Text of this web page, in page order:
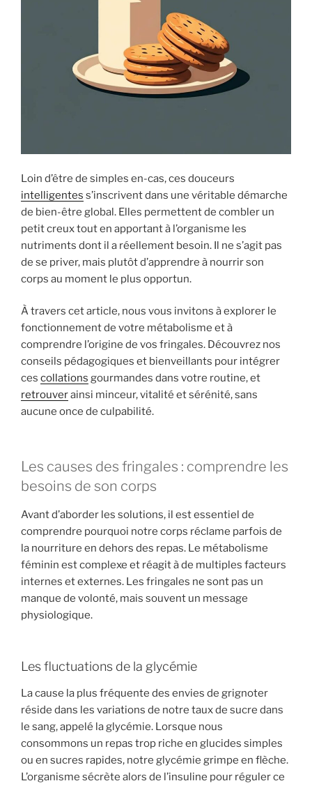
Loin d’être de simples en-cas, ces douceurs
intelligentes s’inscrivent dans une véritable démarche
de bien-être global. Elles permettent de combler un
petit creux tout en apportant à l’organisme les
nutriments dont il a réellement besoin. Il ne s’agit pas
de se priver, mais plutôt d’apprendre à nourrir son
corps au moment le plus opportun.
À travers cet article, nous vous invitons à explorer le
fonctionnement de votre métabolisme et à
comprendre l’origine de vos fringales. Découvrez nos
conseils pédagogiques et bienveillants pour intégrer
ces collations gourmandes dans votre routine, et
retrouverainsi minceur, vitalité et sérénité, sans
aucune once de culpabilité.
Les causes des fringales : comprendre les
besoins de son corps
Avant d’aborder les solutions, il est essentiel de
comprendre pourquoi notre corps réclame parfois de
la nourriture en dehors des repas. Le métabolisme
féminin est complexe et réagit à de multiples facteurs
internes et externes. Les fringales ne sont pas un
manque de volonté, mais souvent un message
physiologique.
Les fluctuations de la glycémie
La cause la plus fréquente des envies de grignoter
réside dans les variations de notre taux de sucre dans
le sang, appelé la glycémie. Lorsque nous
consommons un repas trop riche en glucides simples
ou en sucres rapides, notre glycémie grimpe en flèche.
L’organisme sécrète alors de l’insuline pour réguler ce